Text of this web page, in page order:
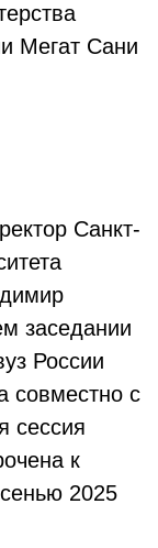
Мегат Сани
Санкт-
заседании
России
совместно с
сессия
к
2025